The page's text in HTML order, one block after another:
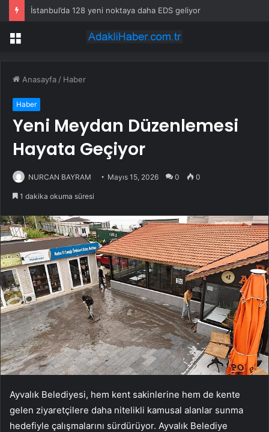
İstanbul’da 128 yeni noktaya daha EDS geliyor
Menü
Anasayfa / Haber
Haber
Yeni Meydan Düzenlemesi
Hayata Geçiyor
NURCAN BAYRAM Mayıs 15, 2026 0 0
1 dakika okuma süresi
Ayvalık Belediyesi, hem kent sakinlerine hem de kente
gelen ziyaretçilere daha nitelikli kamusal alanlar sunma
hedefiyle çalışmalarını sürdürüyor. Ayvalık Belediye